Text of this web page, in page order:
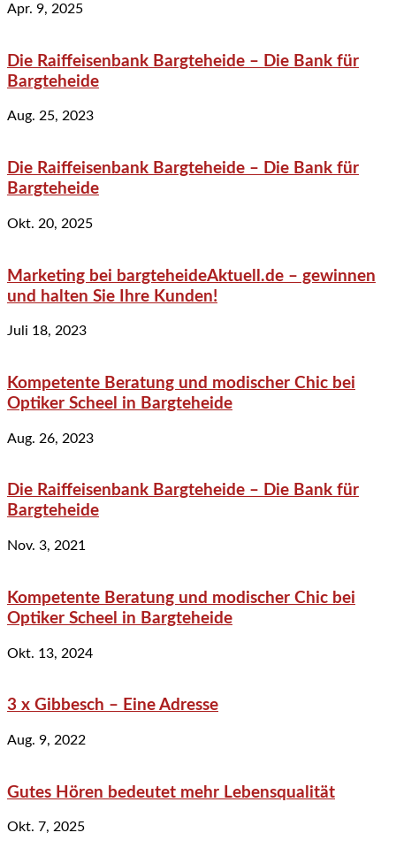
Apr. 9, 2025
Die Raiffeisenbank Bargteheide – Die Bank für
Bargteheide
Aug. 25, 2023
Die Raiffeisenbank Bargteheide – Die Bank für
Bargteheide
Okt. 20, 2025
Marketing bei bargteheideAktuell.de – gewinnen
und halten Sie Ihre Kunden!
Juli 18, 2023
Kompetente Beratung und modischer Chic bei
Optiker Scheel in Bargteheide
Aug. 26, 2023
Die Raiffeisenbank Bargteheide – Die Bank für
Bargteheide
Nov. 3, 2021
Kompetente Beratung und modischer Chic bei
Optiker Scheel in Bargteheide
Okt. 13, 2024
3 x Gibbesch – Eine Adresse
Aug. 9, 2022
Gutes Hören bedeutet mehr Lebensqualität
Okt. 7, 2025